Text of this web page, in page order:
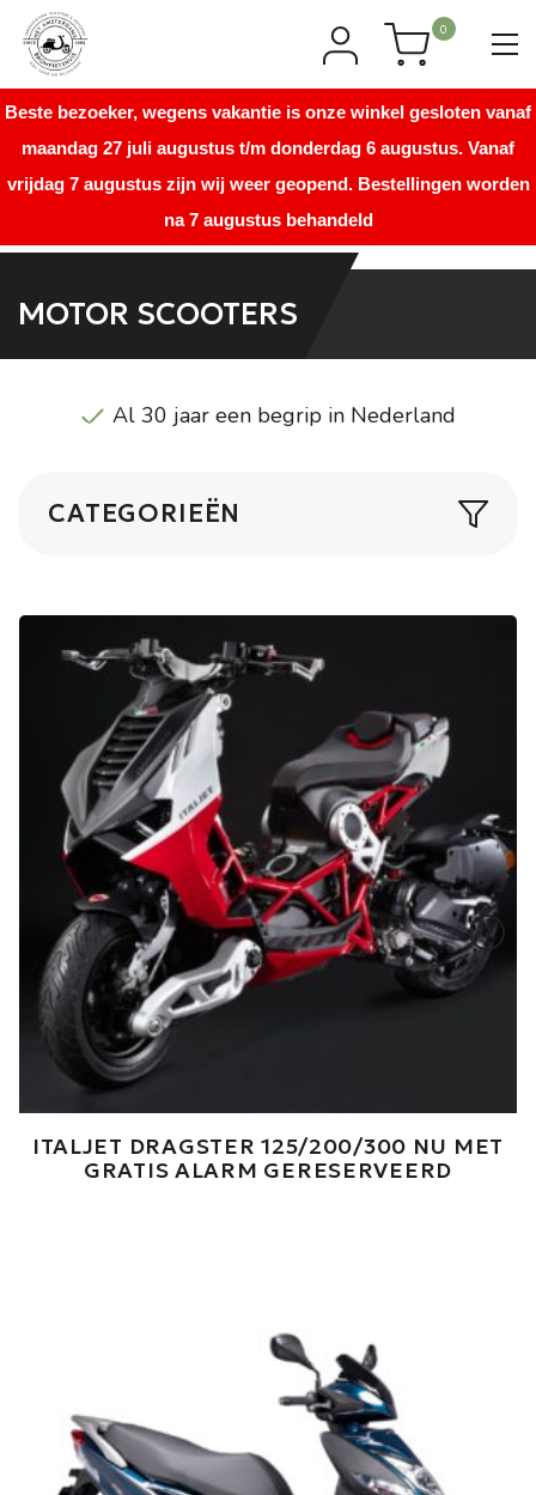
Beste bezoeker, wegens vakantie is onze winkel gesloten vanaf
maandag 27 juli augustus t/m donderdag 6 augustus. Vanaf
vrijdag 7 augustus zijn wij weer geopend. Bestellingen worden
na 7 augustus behandeld
0
MOTOR SCOOTERS
Al 30 jaar een begrip in Nederland
CATEGORIEËN
ITALJET DRAGSTER 125/200/300 NU MET
GRATIS ALARM GERESERVEERD